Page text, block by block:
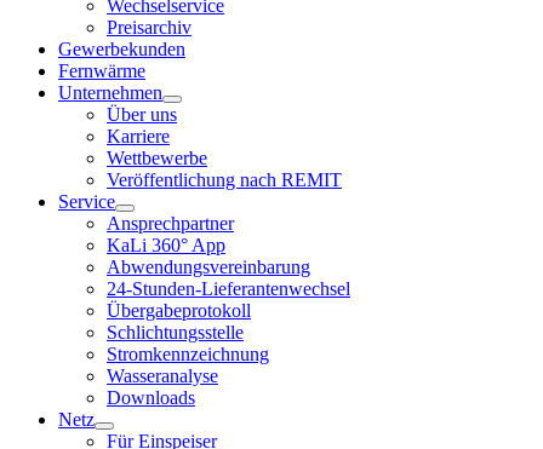
Wechselservice
Preisarchiv
Gewerbekunden
Fernwärme
Unternehmen
Über uns
Karriere
Wettbewerbe
Veröffentlichung nach REMIT
Service
Ansprechpartner
KaLi 360° App
Abwendungsvereinbarung
24-Stunden-Lieferantenwechsel
Übergabeprotokoll
Schlichtungsstelle
Stromkennzeichnung
Wasseranalyse
Downloads
Netz
Für Einspeiser